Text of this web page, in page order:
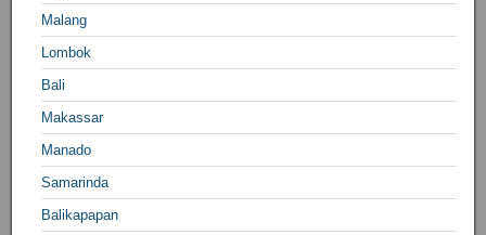
Malang
Lombok
Bali
Makassar
Manado
Samarinda
Balikapapan